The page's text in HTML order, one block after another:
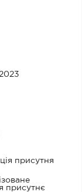
присутня
присутнє